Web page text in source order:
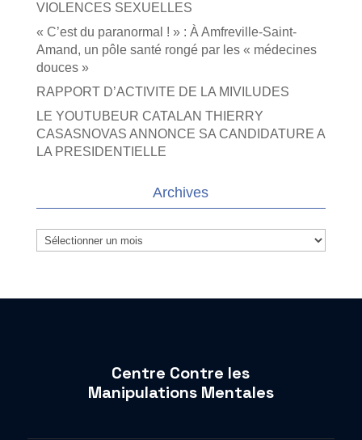
VIOLENCES SEXUELLES
« C’est du paranormal ! » : À Amfreville-Saint-
Amand, un pôle santé rongé par les « médecines
douces »
RAPPORT D’ACTIVITE DE LA MIVILUDES
LE YOUTUBEUR CATALAN THIERRY
CASASNOVAS ANNONCE SA CANDIDATURE A
LA PRESIDENTIELLE
Archives
Archives
Centre Contre les
Manipulations Mentales